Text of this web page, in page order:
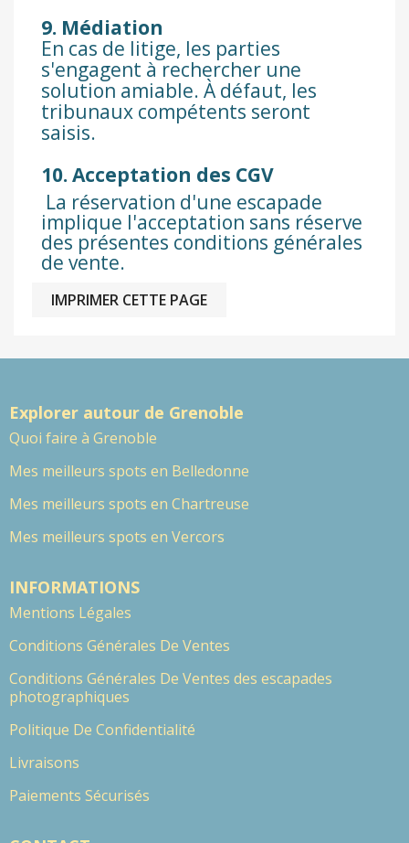
9. Médiation
En cas de litige, les parties
s'engagent à rechercher une
solution amiable. À défaut, les
tribunaux compétents seront
saisis.
10. Acceptation des CGV
La réservation d'une escapade
implique l'acceptation sans réserve
des présentes conditions générales
de vente.
Explorer autour de Grenoble
Quoi faire à Grenoble
Mes meilleurs spots en Belledonne
Mes meilleurs spots en Chartreuse
Mes meilleurs spots en Vercors
INFORMATIONS
Mentions Légales
Conditions Générales De Ventes
Conditions Générales De Ventes des escapades
photographiques
Politique De Confidentialité
Livraisons
Paiements Sécurisés